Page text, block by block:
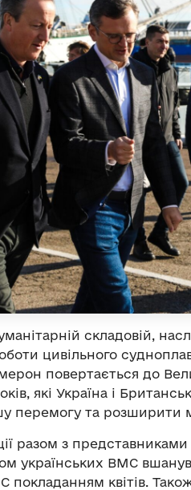
складовій,
цивільного
повертається до
які Україна і
перемогу та розширити
разом з
українських ВМС
покладанням квітів.